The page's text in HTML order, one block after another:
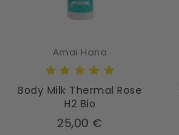
Amai Hana
Body Milk Thermal Rose
H2 Bio
25,00 €